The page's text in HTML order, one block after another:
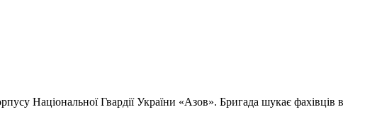
Національної Гвардії України «Азов». Бригада шукає фахівців в